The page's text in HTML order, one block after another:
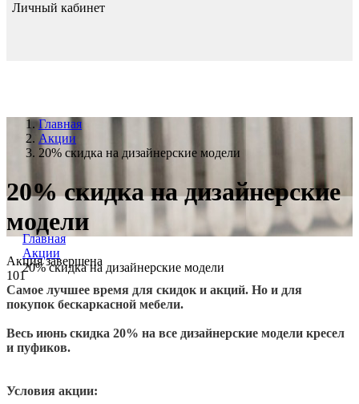
Личный кабинет
Главная
Акции
20% скидка на дизайнерские модели
Главная
Акции
20% скидка на дизайнерские модели
20% скидка на дизайнерские
модели
Акция завершена
101
Самое лучшее время для скидок и акций. Но и для
покупок бескаркасной мебели.
Весь июнь скидка 20% на все дизайнерские модели кресел
и пуфиков.
Условия акции: